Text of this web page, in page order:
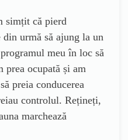
simțit că pierd
urmă să ajung la un
meu în loc să
prea ocupată și am
preia conducerea
controlul. Rețineți,
marchează